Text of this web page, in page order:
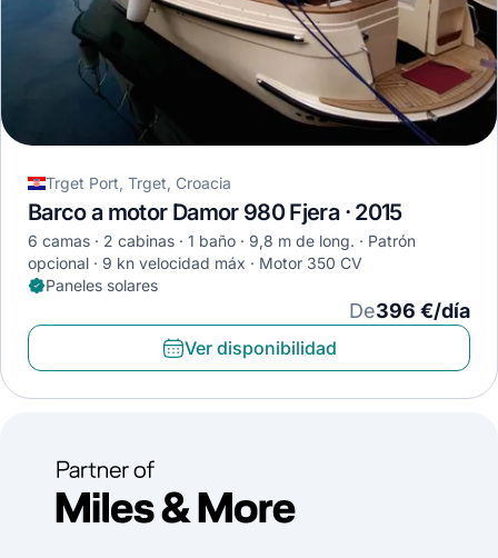
Trget Port, Trget, Croacia
Barco a motor Damor 980 Fjera · 2015
6 camas 2 cabinas 1 baño 9,8 m de long.
Patrón
opcional
9 kn velocidad máx
Motor 350 CV
Paneles solares
De396 €/día
Ver disponibilidad